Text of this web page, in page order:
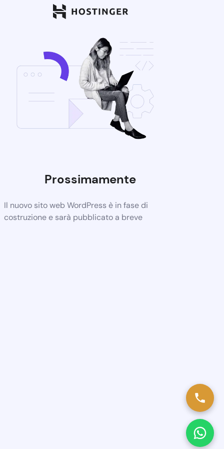
Prossimamente
Il nuovo sito web WordPress è in fase di
costruzione e sarà pubblicato a breve